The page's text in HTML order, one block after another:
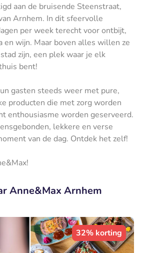
aan de bruisende Steenstraat,
Arnhem. In dit sfeervolle
per week terecht voor ontbijt,
en wijn. Maar boven alles willen ze
zijn, een plek waar je elk
bent!
gasten steeds weer met pure,
producten die met zorg worden
enthousiasme worden geserveerd.
lekkere en verse
van de dag. Ontdek het zelf!
Anne&Max Arnhem
32% korting